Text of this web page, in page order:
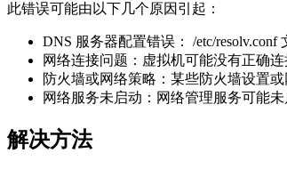
此错误可能由以下几个原因引起：
DNS 服务器配置错误： /etc/
网络连接问题：虚拟机可能没有正确连
防火墙或网络策略：某些防火墙设置
网络服务未启动：网络管理服务可能未
解决方法